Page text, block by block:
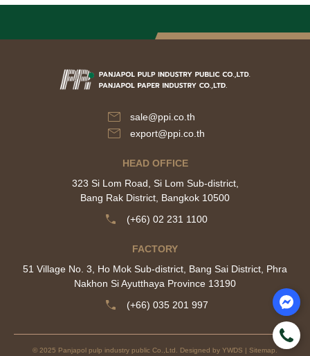
sale@ppi.co.th
export@ppi.co.th​
HEAD OFFICE
323 Si Lom Road, Si Lom Sub-district,
Bang Rak District, Bangkok 10500
(+66) 02 231 1100
FACTORY
51 Village No. 3, Ho Mok Sub-district, Bang Sai District, Phra
Nakhon Si Ayutthaya Province 13190
(+66) 035 201 997
© 2025 Panjapol pulp industry public Co.,Ltd. Designed by YWDS | Sitemap